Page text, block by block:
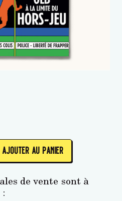
AJOUTER AU PANIER
de vente sont à